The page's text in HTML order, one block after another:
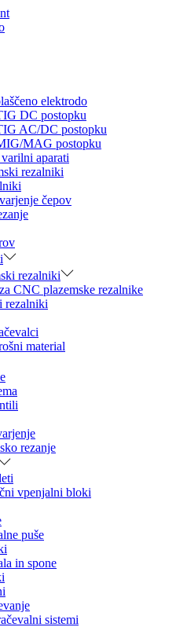
elektrodo
DC postopku
AC/DC postopku
MAG postopku
aparati
rezalniki
čepov
rezalniki
CNC plazemske rezalnike
rezalniki
material
rezanje
vpenjalni bloki
puše
in spone
sistemi